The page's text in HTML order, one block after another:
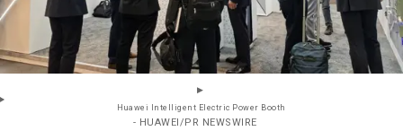
Huawei Intelligent Electric Power Booth
- HUAWEI/PR NEWSWIRE